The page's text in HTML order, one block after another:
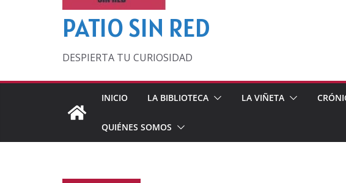
PATIO SIN RED
DESPIERTA TU CURIOSIDAD
INICIO LA BIBLIOTECA LA VIÑETA
QUIÉNES SOMOS